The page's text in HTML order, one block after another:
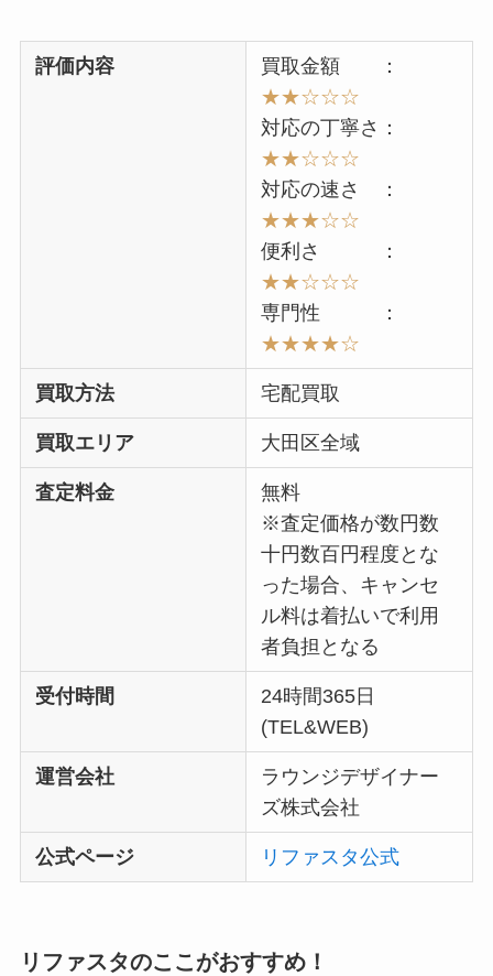
評価内容
買取金額 ：
★★☆☆☆
対応の丁寧さ：
★★☆☆☆
対応の速さ ：
★★★☆☆
便利さ ：
★★☆☆☆
専門性 ：
★★★★☆
買取方法 宅配買取
買取エリア 大田区全域
査定料金
無料
※査定価格が数円数
十円数百円程度とな
った場合、キャンセ
ル料は着払いで利用
者負担となる
受付時間
24時間365日
(TEL&WEB)
運営会社
ラウンジデザイナー
ズ株式会社
公式ページ リファスタ公式
リファスタのここがおすすめ！